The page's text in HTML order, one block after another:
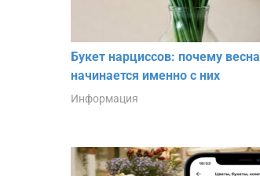
Букет нарциссов: почему весна
начинается именно с них
Информация